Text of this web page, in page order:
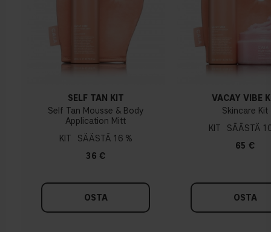
SELF TAN KIT
Self Tan Mousse & Body
Application Mitt
KIT
16 %
36 €
OSTA
VACAY VIBE
Skincare Kit
KIT
65 €
OSTA